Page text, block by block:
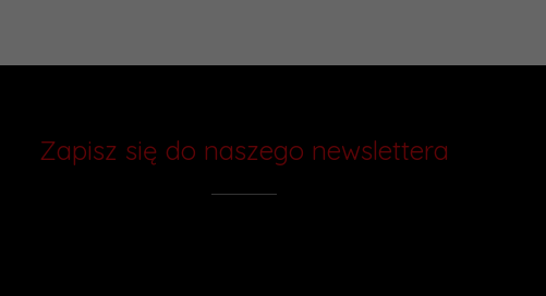
Zapisz się do naszego newslettera